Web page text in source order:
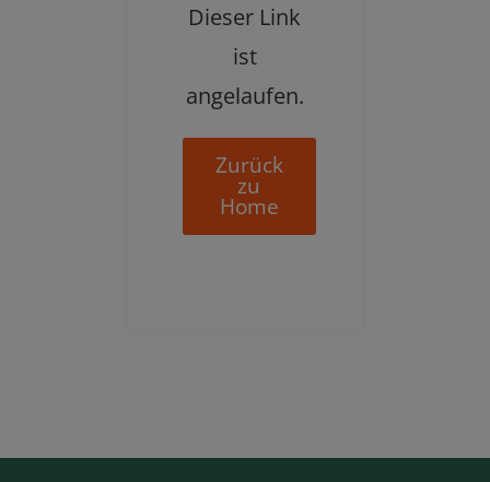
Dieser Link
ist
angelaufen.
Zurück
zu
Home